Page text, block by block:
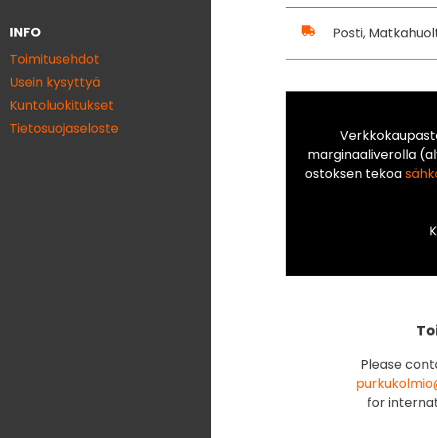
INFO
Toimitusehdot
Usein kysyttyä
Kuntoluokitukset
Tietosuojaseloste
Posti,
marginaaliverolla
ostoksen tekoa
Please
for